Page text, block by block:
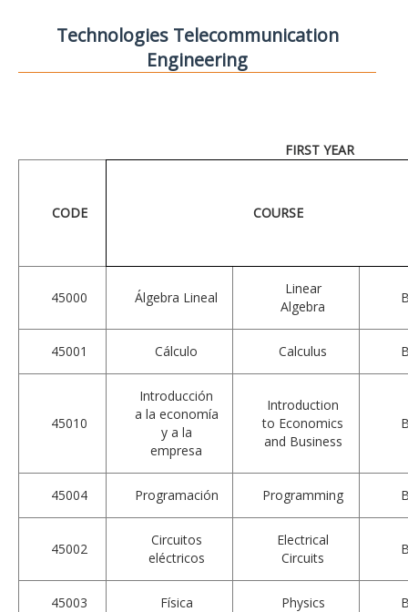
Technologies Telecommunication
Engineering
CODE COURSE
45000 Álgebra Lineal
Linear
Algebra
45001 Cálculo Calculus
45010
Introducción
a la economía
y a la
empresa
Introduction
to Economics
and Business
45004 Programación Programming
45002
Circuitos
eléctricos
Electrical
Circuits
45003 Física Physics
FIRST YEAR